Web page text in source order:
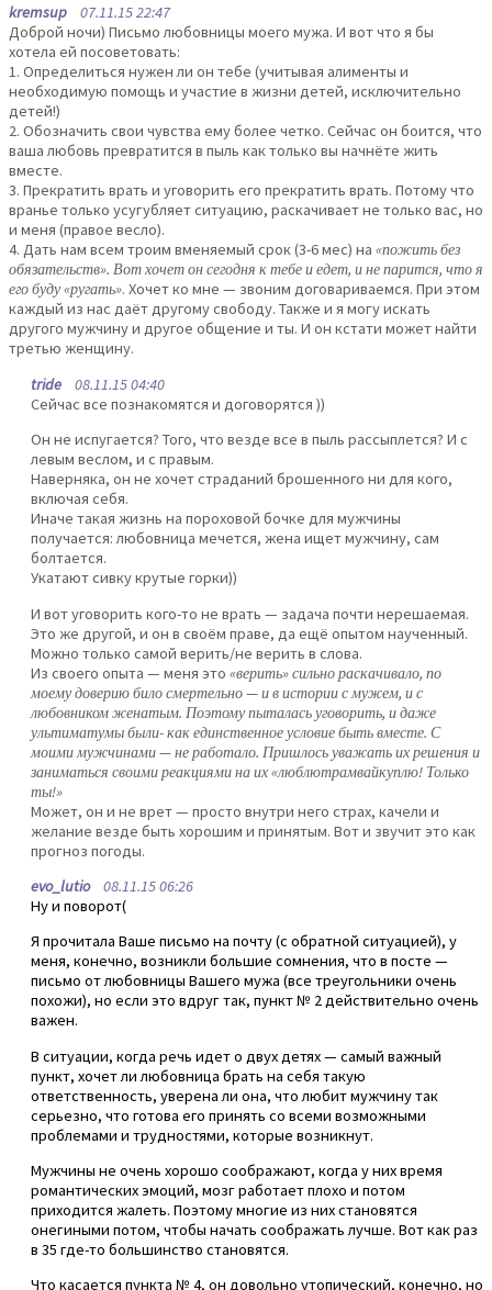
kremsup 07.11.15 22:47
Доброй ночи) Письмо любовницы моего мужа. И вот что я бы
хотела ей посоветовать:
1. Определиться нужен ли он тебе (учитывая алименты и
необходимую помощь и участие в жизни детей, исключительно
детей!)
2. Обозначить свои чувства ему более четко. Сейчас он боится, что
ваша любовь превратится в пыль как только вы начнёте жить
вместе.
3. Прекратить врать и уговорить его прекратить врать. Потому что
вранье только усугубляет ситуацию, раскачивает не только вас, но
и меня (правое весло).
4. Дать нам всем троим вменяемый срок (3-6 мес) на «пожить без
обязательств». Вот хочет он сегодня к тебе и едет, и не парится, что я
его буду «ругать». Хочет ко мне — звоним договариваемся. При этом
каждый из нас даёт другому свободу. Также и я могу искать
другого мужчину и другое общение и ты. И он кстати может найти
третью женщину.
tride 08.11.15 04:40
Сейчас все познакомятся и договорятся ))
Он не испугается? Того, что везде все в пыль рассыплется? И с
левым веслом, и с правым.
Наверняка, он не хочет страданий брошенного ни для кого,
включая себя.
Иначе такая жизнь на пороховой бочке для мужчины
получается: любовница мечется, жена ищет мужчину, сам
болтается.
Укатают сивку крутые горки))
И вот уговорить кого-то не врать — задача почти нерешаемая.
Это же другой, и он в своём праве, да ещё опытом наученный.
Можно только самой верить/не верить в слова.
Из своего опыта — меня это «верить» сильно раскачивало, по
моему доверию било смертельно — и в истории с мужем, и с
любовником женатым. Поэтому пыталась уговорить, и даже
ультиматумы были- как единственное условие быть вместе. С
моими мужчинами — не работало. Пришлось уважать их решения и
заниматься своими реакциями на их «люблютрамвайкуплю! Только
ты!»
Может, он и не врет — просто внутри него страх, качели и
желание везде быть хорошим и принятым. Вот и звучит это как
прогноз погоды.
evo_lutio08.11.15 06:26
Ну и поворот(
Я прочитала Ваше письмо на почту (с обратной ситуацией), у
меня, конечно, возникли большие сомнения, что в посте —
письмо от любовницы Вашего мужа (все треугольники очень
похожи), но если это вдруг так, пункт № 2 действительно очень
важен.
В ситуации, когда речь идет о двух детях — самый важный
пункт, хочет ли любовница брать на себя такую
ответственность, уверена ли она, что любит мужчину так
серьезно, что готова его принять со всеми возможными
проблемами и трудностями, которые возникнут.
Мужчины не очень хорошо соображают, когда у них время
романтических эмоций, мозг работает плохо и потом
приходится жалеть. Поэтому многие из них становятся
онегиными потом, чтобы начать соображать лучше. Вот как раз
в 35 где-то большинство становятся.
Что касается пункта № 4, он довольно утопический, конечно, но